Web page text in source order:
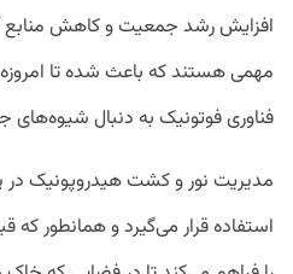
افزایش رشد جمعیت و کاهش منابع
مهمی هستند که باعث شده تا
فناوری فوتونیک به دنبال شیوه‌های
مدیریت نور و کشت هیدروپونیک در
استفاده قرار می‌گیرد و همانطور که